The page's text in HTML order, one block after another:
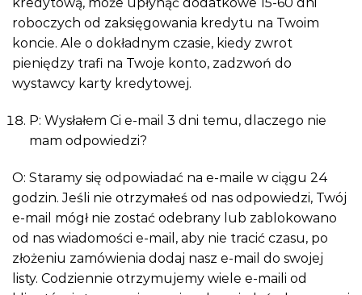
roboczych od zaksięgowania kredytu na Twoim
koncie. Ale o dokładnym czasie, kiedy zwrot
pieniędzy trafi na Twoje konto, zadzwoń do
wystawcy karty kredytowej.
P: Wysłałem Ci e-mail 3 dni temu, dlaczego nie
mam odpowiedzi?
O: Staramy się odpowiadać na e-maile w ciągu 24
godzin. Jeśli nie otrzymałeś od nas odpowiedzi, Twój
e-mail mógł nie zostać odebrany lub zablokowano
od nas wiadomości e-mail, aby nie tracić czasu, po
złożeniu zamówienia dodaj nasz e-mail do swojej
listy. Codziennie otrzymujemy wiele e-maili od